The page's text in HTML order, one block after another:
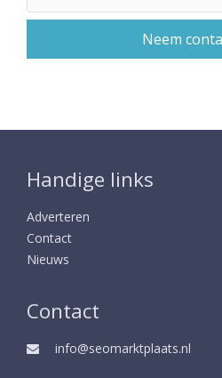
Handige links
Adverteren
Contact
Nieuws
Contact
info@seomarktplaats.nl